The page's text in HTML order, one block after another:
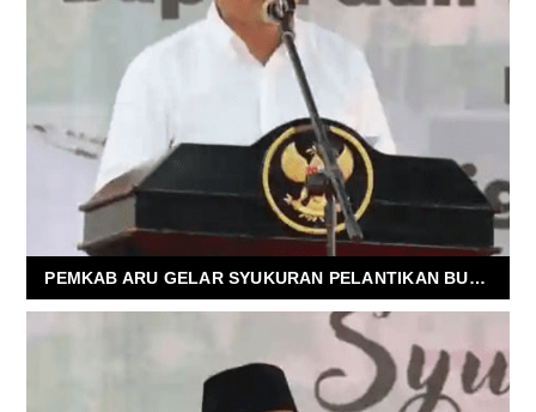
PEMKAB ARU GELAR SYUKURAN PELANTIKAN BUPATI DAN WAKIL BUPATI SEKALIGUS BUKA PUASA BERSAMA